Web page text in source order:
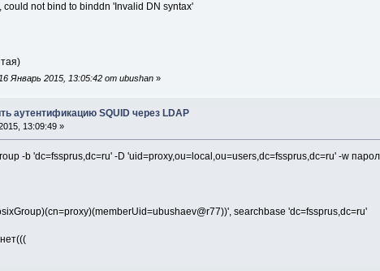
not bind to binddn 'Invalid DN syntax'
Январь 2015, 13:05:42 от ubushan»
аутентификацию SQUID через LDAP
13:09:49 »
-b 'dc=fssprus,dc=ru' -D 'uid=proxy,ou=local,ou=users,dc=fssprus,dc=ru' -w
searchbase 'dc=fssprus,dc=ru'